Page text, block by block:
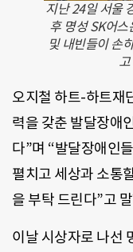
지난 24일 서울
후 명성 SK어
및 내빈들이 손
오지철 하트-하트재
력을 갖춘 발달장애
다”며 “발달장애인
펼치고 세상과 소통
을 부탁 드린다”고
이날 시상자로 나선